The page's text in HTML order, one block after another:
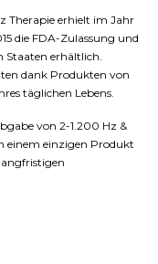
Therapie erhielt im Jahr
die FDA-Zulassung und
Staaten erhältlich.
dank Produkten von
täglichen Lebens.
von 2-1.200 Hz &
einem einzigen Produkt